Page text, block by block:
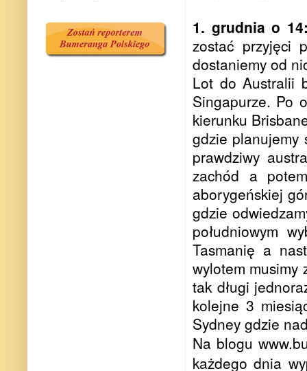
1. grudnia o
zostać przyjęci
dostaniemy od
Lot do Australii
Singapurze. Po
kierunku
gdzie planujemy
prawdziwy
zachód a
aborygeńskiej
gdzie
południowym
Tasmanię a
wylotem musimy
tak długi
kolejne 3
Sydney gdzie
Na blogu
każdego dnia